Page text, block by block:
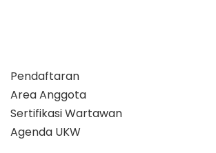
Pendaftaran
Area Anggota
Sertifikasi Wartawan
Agenda UKW